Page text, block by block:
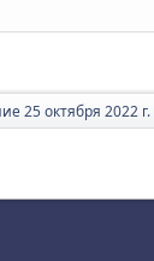
25 октября 2022 г.